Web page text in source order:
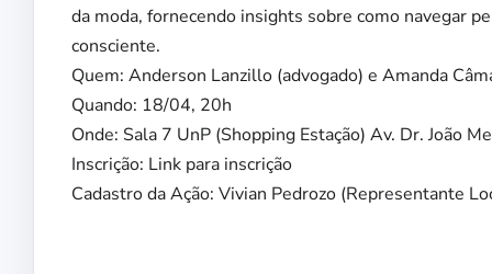
da moda, fornecendo insights sobre como navegar
consciente.
Quem: Anderson Lanzillo (advogado) e Amanda
Quando: 18/04, 20h
Onde: Sala 7 UnP (Shopping Estação) Av. Dr. João
Inscrição: Link para inscrição
Cadastro da Ação: Vivian Pedrozo (Representante